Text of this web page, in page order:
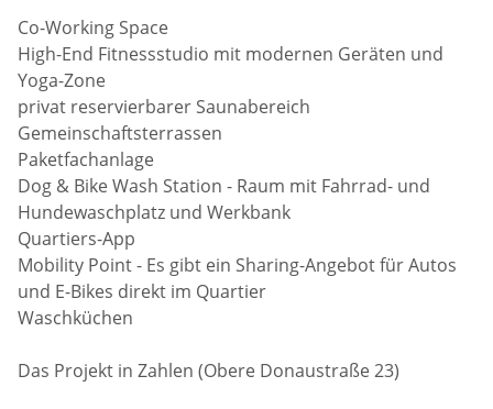
Co-Working Space
High-End Fitnessstudio mit modernen Geräten und
Yoga-Zone
privat reservierbarer Saunabereich
Gemeinschaftsterrassen
Paketfachanlage
Dog & Bike Wash Station - Raum mit Fahrrad- und
Hundewaschplatz und Werkbank
Quartiers-App
Mobility Point - Es gibt ein Sharing-Angebot für Autos
und E-Bikes direkt im Quartier
Waschküchen
Das Projekt in Zahlen (Obere Donaustraße 23)